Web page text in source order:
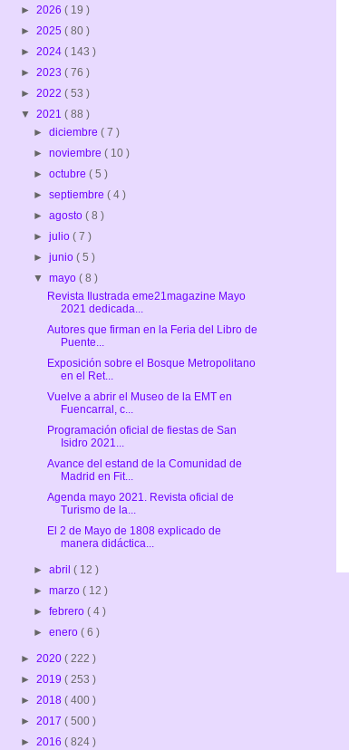
► 2026 ( 19 )
► 2025 ( 80 )
► 2024 ( 143 )
► 2023 ( 76 )
► 2022 ( 53 )
▼ 2021 ( 88 )
►diciembre( 7 )
►noviembre( 10 )
►octubre( 5 )
►septiembre( 4 )
►agosto( 8 )
►julio( 7 )
►junio( 5 )
▼mayo( 8 )
Revista Ilustrada eme21magazine Mayo
2021 dedicada...
Autores que firman en la Feria del Libro de
Puente...
Exposición sobre el Bosque Metropolitano
en el Ret...
Vuelve a abrir el Museo de la EMT en
Fuencarral, c...
Programación oficial de fiestas de San
Isidro 2021...
Avance del estand de la Comunidad de
Madrid en Fit...
Agenda mayo 2021. Revista oficial de
Turismo de la...
El 2 de Mayo de 1808 explicado de
manera didáctica...
►abril( 12 )
►marzo( 12 )
►febrero( 4 )
►enero( 6 )
► 2020 ( 222 )
► 2019 ( 253 )
► 2018 ( 400 )
► 2017 ( 500 )
► 2016 ( 824 )